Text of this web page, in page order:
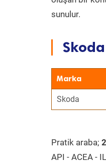
sunulur.
Marka
Skoda
Pratik araba;
API - ACEA -